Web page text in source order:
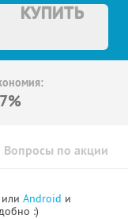
КУПИТЬ
Вопросы по акции
или Android и
:)